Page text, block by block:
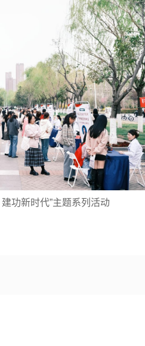
功新时代”主题系列活动